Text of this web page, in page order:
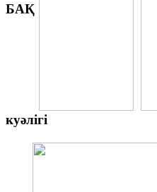
БАҚ
куәлігі